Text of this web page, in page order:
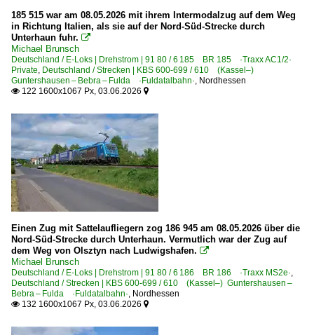
185 515 war am 08.05.2026 mit ihrem Intermodalzug auf dem Weg
in Richtung Italien, als sie auf der Nord-Süd-Strecke durch
Unterhaun fuhr. 
Michael Brunsch
Deutschland / E-Loks | Drehstrom | 91 80 / 6 185 BR 185 ·Traxx AC1/2·
Private, Deutschland / Strecken | KBS 600-699 / 610 (Kassel–)
Guntershausen – Bebra – Fulda ·Fuldatalbahn·, Nordhessen
 122 1600x1067 Px, 03.06.2026 
Einen Zug mit Sattelaufliegern zog 186 945 am 08.05.2026 über die
Nord-Süd-Strecke durch Unterhaun. Vermutlich war der Zug auf
dem Weg von Olsztyn nach Ludwigshafen. 
Michael Brunsch
Deutschland / E-Loks | Drehstrom | 91 80 / 6 186 BR 186 ·Traxx MS2e·,
Deutschland / Strecken | KBS 600-699 / 610 (Kassel–) Guntershausen –
Bebra – Fulda ·Fuldatalbahn·, Nordhessen
 132 1600x1067 Px, 03.06.2026 